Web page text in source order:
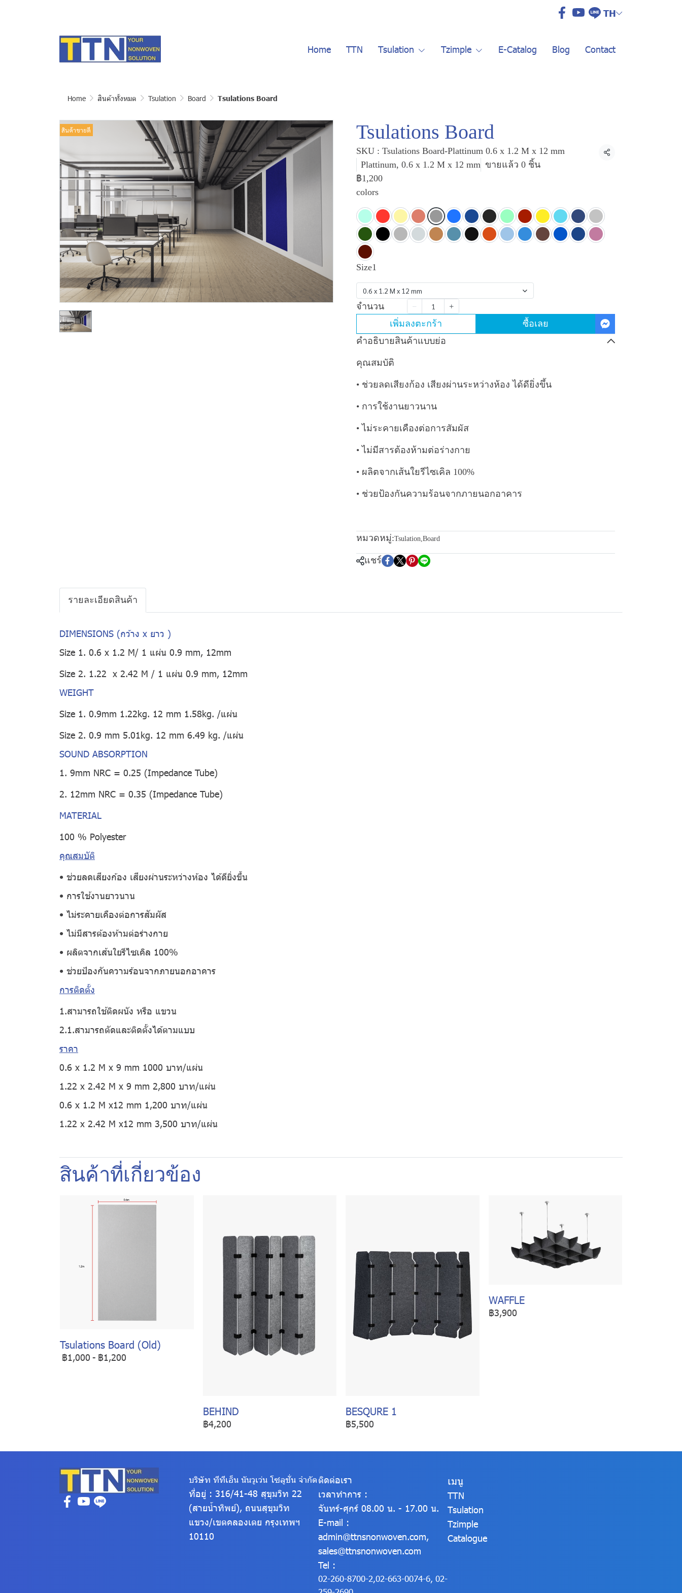
TH
Home TTN Tsulation Tzimple E-Catalog Blog Contact
Home สินค้าทั้งหมด Tsulation Board Tsulations Board
สินค้าขายดี Tsulations Board
SKU : Tsulations Board-Plattinum 0.6 x 1.2 M x 12 mm
Plattinum, 0.6 x 1.2 M x 12 mm ขายแล้ว 0 ชิ้น
แชร์
฿1,200
colors
Size1
0.6 x 1.2 M x 12 mm
จำนวน
เพิ่มลงตะกร้า
ซื้อเลย
คำอธิบายสินค้าแบบย่อ
คุณสมบัติ
• ช่วยลดเสียงก้อง เสียงผ่านระหว่างห้อง ได้ดียิ่งขึ้น
• การใช้งานยาวนาน
• ไม่ระคายเคืองต่อการสัมผัส
• ไม่มีสารต้องห้ามต่อร่างกาย
• ผลิตจากเส้นใยรีไซเคิล 100%
• ช่วยป้องกันความร้อนจากภายนอกอาคาร
หมวดหมู่:Tsulation,Board
แชร์
รายละเอียดสินค้า
DIMENSIONS (กว้าง x ยาว )
Size 1. 0.6 x 1.2 M/ 1 แผ่น 0.9 mm, 12mm
Size 2. 1.22 x 2.42 M / 1 แผ่น 0.9 mm, 12mm
WEIGHT
Size 1. 0.9mm 1.22kg. 12 mm 1.58kg. /แผ่น
Size 2. 0.9 mm 5.01kg. 12 mm 6.49 kg. /แผ่น
SOUND ABSORPTION
1. 9mm NRC = 0.25 (Impedance Tube)
2. 12mm NRC = 0.35 (Impedance Tube)
MATERIAL
100 % Polyester
คุณสมบัติ
• ช่วยลดเสียงก้อง เสียงผ่านระหว่างห้อง ได้ดียิ่งขึ้น
• การใช้งานยาวนาน
• ไม่ระคายเคืองต่อการสัมผัส
• ไม่มีสารต้องห้ามต่อร่างกาย
• ผลิตจากเส้นใยรีไซเคิล 100%
• ช่วยป้องกันความร้อนจากภายนอกอาคาร
การติดตั้ง
1.สามารถใช้ติดผนัง หรือ แขวน
2.1.สามารถตัดและติดตั้งได้ตามแบบ
ราคา
0.6 x 1.2 M x 9 mm 1000 บาท/แผ่น
1.22 x 2.42 M x 9 mm 2,800 บาท/แผ่น
0.6 x 1.2 M x12 mm 1,200 บาท/แผ่น
1.22 x 2.42 M x12 mm 3,500 บาท/แผ่น
สินค้าที่เกี่ยวข้อง
Tsulations Board (Old)
฿1,000 - ฿1,200
BEHIND
฿4,200
BESQURE 1
฿5,500
WAFFLE
฿3,900
บริษัท ทีทีเอ็น นันวูเว่น โซลูชั่น จำกัด
ที่อยู่ : 316/41-48 สุขุมวิท 22
(สายน้ำทิพย์), ถนนสุขุมวิท
แขวง/เขตคลองเตย กรุงเทพฯ
10110
ติดต่อเรา
เวลาทำการ :
จันทร์-ศุกร์ 08.00 น. - 17.00 น.
E-mail :
admin@ttnsnonwoven.com,
sales@ttnsnonwoven.com
Tel :
02-260-8700-2,02-663-0074-6, 02-
เมนู
TTN
Tsulation
Tzimple
Catalogue